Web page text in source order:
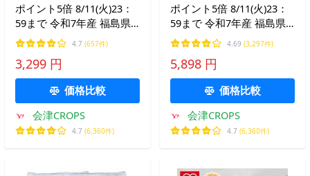
ポイント5倍 8/11(火)23：
59まで 令和7年産 福島県
産ひとめぼれ 白米 送料無
料 5kg(5kg×1袋) 米 お米 白
米 コメ こめ 白米 5kg
4.7 (657件)
3,299 円
価格比較
会津CROPS
4.7 (6,360件)
ポイント5倍 8/11(火)23：
59まで 令和7年産 福島県
産ひとめぼれ 白米 送料無
料 10kg(5kg×2袋) 米 お米
白米 コメ こめ 白米 10kg
4.69 (3,297件)
5,898 円
価格比較
会津CROPS
4.7 (6,360件)